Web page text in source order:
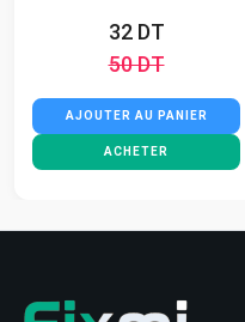
32 DT
50 DT
AJOUTER AU PANIER
ACHETER